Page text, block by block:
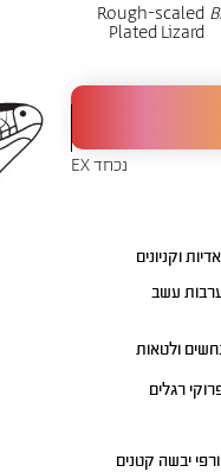
Rough-scaled
Plated Lizard
נכחד EX
וקניונים
עשב
ולטאות
רגלים
יבשה קטנים